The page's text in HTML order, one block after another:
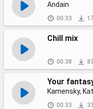
Andain
00:33 17
Chill mix
00:38
Your
Kamensky,
00:33